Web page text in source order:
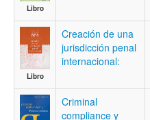
Libro
Libro
Creación de una
jurisdicción penal
internacional:
Criminal
compliance y